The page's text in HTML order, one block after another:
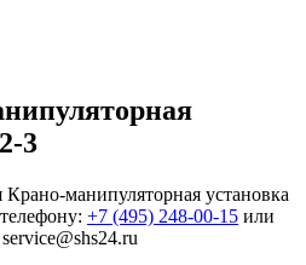
3
манипуляторная установка
+7 (495) 248-00-15 или